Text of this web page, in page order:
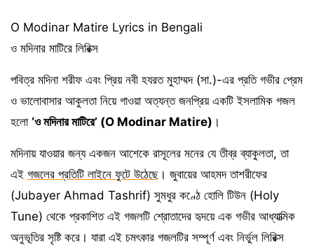
O Modinar Matire Lyrics in Bengali
ও মদিনার মাটিরে লিরিক্স
পবিত্র মদিনা শরীফ এবং প্রিয় নবী হযরত মুহাম্মদ (সা.)-এর প্রতি গভীর প্রেম
ও ভালোবাসার আকুলতা নিয়ে গাওয়া অত্যন্ত জনপ্রিয় একটি ইসলামিক গজল
হলো ‘ও মদিনার মাটিরে’ (O Modinar Matire) ।
মদিনায় যাওয়ার জন্য একজন আশেকে রাসূলের মনের যে তীব্র ব্যাকুলতা, তা
এই গজলের প্রতিটি লাইনে ফুটে উঠেছে । জুবায়ের আহমদ তাশরীফের
(Jubayer Ahmad Tashrif) সুমধুর কণ্ঠে হোলি টিউন (Holy
Tune) থেকে প্রকাশিত এই গজলটি শ্রোতাদের হৃদয়ে এক গভীর আধ্যাত্মিক
অনুভূতির সৃষ্টি করে। যারা এই চমৎকার গজলটির সম্পূর্ণ এবং নির্ভুল লিরিক্স